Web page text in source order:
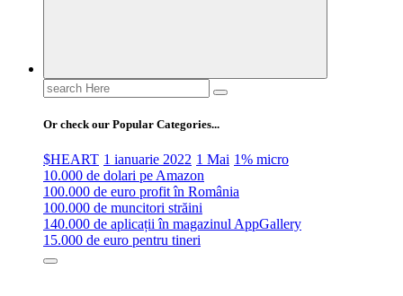
Search
for:
Or check our Popular Categories...
$HEART 1 ianuarie 2022 1 Mai 1% micro
10.000 de dolari pe Amazon
100.000 de euro profit în România
100.000 de muncitori străini
140.000 de aplicații în magazinul AppGallery
15.000 de euro pentru tineri